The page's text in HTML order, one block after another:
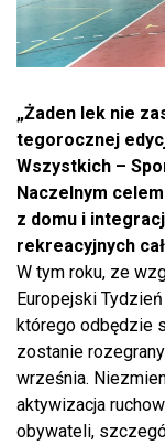
„Żaden lek nie
tegorocznej
Wszystkich –
Naczelnym
z domu i
rekreacyjnych
W tym roku, ze
Europejski
którego odbędzie
zostanie
września.
aktywizacja
obywateli,